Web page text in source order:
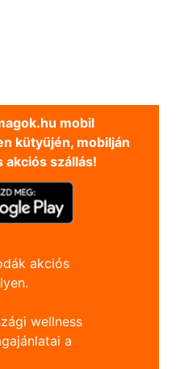
mobil
kütyüjén, mobilján
akciós szállás!
akciós
wellness
a